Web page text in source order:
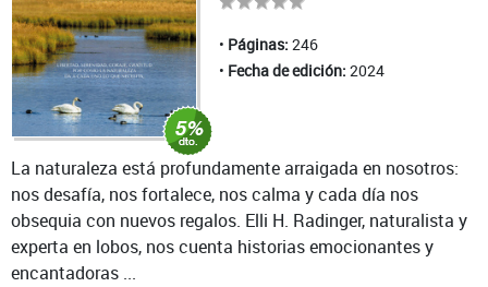
Páginas: 246
Fecha de edición: 2024
La naturaleza está profundamente arraigada en nosotros:
nos desafía, nos fortalece, nos calma y cada día nos
obsequia con nuevos regalos. Elli H. Radinger, naturalista y
experta en lobos, nos cuenta historias emocionantes y
encantadoras ...